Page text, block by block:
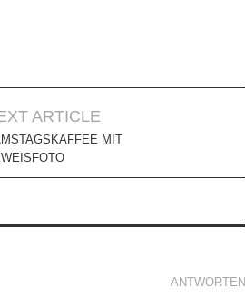
ARTICLE
MIT
ANTWORTEN